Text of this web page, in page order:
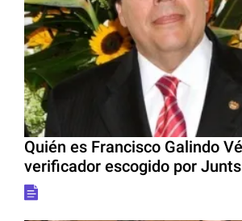
Quién es Francisco Galindo
verificador escogido por Junts